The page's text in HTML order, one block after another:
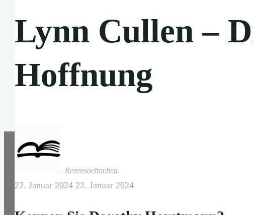
Lynn Cullen –
Hoffnung
Rezensoehnchen
22. Januar 2024 22. Januar 2024